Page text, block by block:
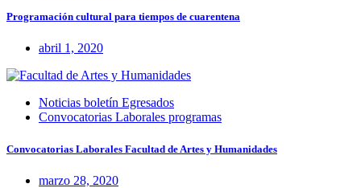
Programación cultural para tiempos de cuarentena
abril 1, 2020
Noticias boletín Egresados
Convocatorias Laborales programas
Convocatorias Laborales Facultad de Artes y Humanidades
marzo 28, 2020